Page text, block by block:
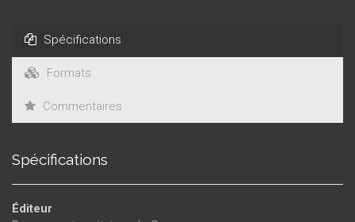
Spécifications
Formats
Commentaires
Spécifications
Éditeur